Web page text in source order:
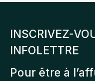
INSCRIVEZ-
INFOLETTRE
Pour être à